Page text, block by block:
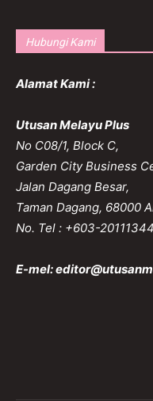
Hubungi Kami
Alamat Kami :
Utusan Melayu Plus
No C08/1, Block C,
Garden City Business
Jalan Dagang Besar,
Taman Dagang, 68000
No. Tel : +603-20111344
E-mel: